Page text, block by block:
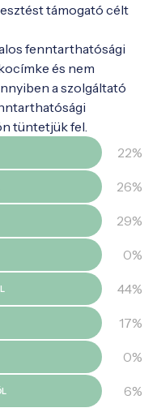
támogató célt
fenntarthatósági
és nem
a szolgáltató
tüntetjük fel.
22%
26%
29%
0%
44%
17%
0%
6%